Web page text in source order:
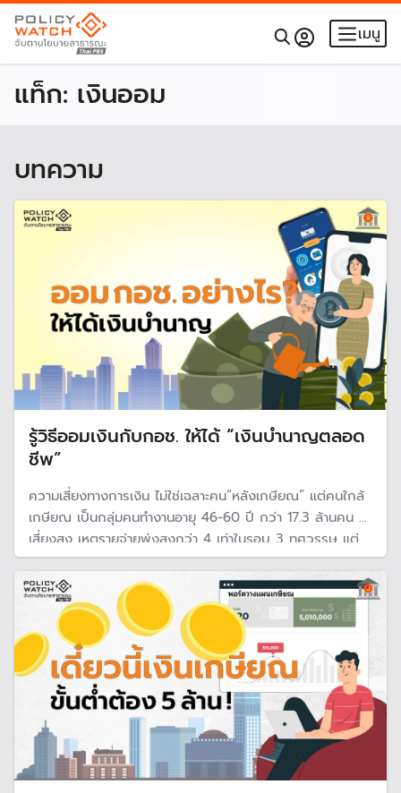
เมนู
แท็ก: เงินออม
บทความ
รู้วิธีออมเงินกับกอช. ให้ได้ “เงินบำนาญตลอด
ชีพ”
ความเสี่ยงทางการเงิน ไม่ใช่เฉลาะคน“หลังเกษียณ” แต่คนใกล้
เกษียณ เป็นกลุ่มคนทำงานอายุ 46-60 ปี กว่า 17.3 ล้านคน ก็
เสี่ยงสูง เหตุรายจ่ายพุ่งสูงกว่า 4 เท่าในรอบ 3 ทศวรรษ แต่
ออมได้ต่ำกว่าค่าใช้จ่ายหลังเกษียณ กอช.เป็นอีกทางเลือก
สำหรับแรงงานนอกระบบ มี“บำนาญตลอดชีพ” หวังปิดช่อง
ว่าง “แก่แต่จน”